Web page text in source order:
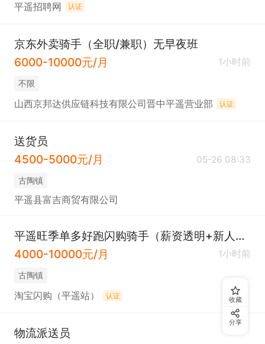
平遥招聘网 认证
京东外卖骑手（全职/兼职）无早夜班
6000-10000元/月
1小时前
不限
山西京邦达供应链科技有限公司晋中平遥营业部 认证
送货员
4500-5000元/月
05-26 08:33
古陶镇
平遥县富吉商贸有限公司
平遥旺季单多好跑闪购骑手（薪资透明+新人奖300）
4000-10000元/月
1小时前
古陶镇
淘宝闪购（平遥站） 认证
物流派送员
收藏
分享